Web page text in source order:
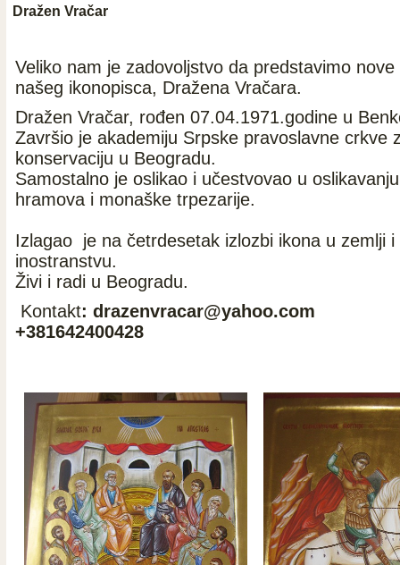
Dražen Vračar
Veliko nam je zadovoljstvo da predstavimo nove
našeg ikonopisca, Dražena Vračara.
Dražen Vračar, rođen 07.04.1971.godine u
Završio je akademiju Srpske pravoslavne crkve
konservaciju u Beogradu.
Samostalno je oslikao i učestvovao u
hramova i monaške trpezarije.
Izlagao je na četrdesetak izlozbi ikona u zemlji i
inostranstvu.
Živi i radi u Beogradu.
Kontakt: drazenvracar@yahoo.com
+381642400428